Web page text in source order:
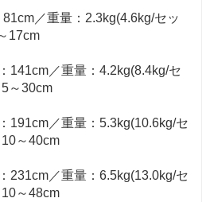
／重量：2.3kg(4.6kg/セッ
17cm
141cm／重量：4.2kg(8.4kg/セ
～30cm
191cm／重量：5.3kg(10.6kg/セ
～40cm
231cm／重量：6.5kg(13.0kg/セ
～48cm